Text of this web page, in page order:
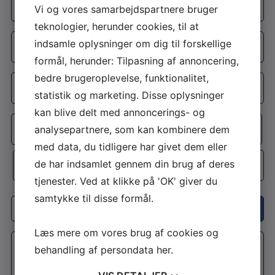
Telefon
Adresse
Adresselinje
By
Postnr.
Interesse
Besked
Vi og vores samarbejdspartnere bruger
teknologier, herunder cookies, til at
indsamle oplysninger om dig til forskellige
formål, herunder: Tilpasning af annoncering,
bedre brugeroplevelse, funktionalitet,
statistik og marketing. Disse oplysninger
kan blive delt med annoncerings- og
analysepartnere, som kan kombinere dem
med data, du tidligere har givet dem eller
de har indsamlet gennem din brug af deres
tjenester. Ved at klikke på 'OK' giver du
samtykke til disse formål.
Læs mere om vores brug af cookies og
behandling af persondata her.